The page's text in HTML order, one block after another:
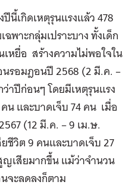
นี้เกิดเหตุรุนแรงแล้ว 478
พาะกลุ่มเปราะบาง ทั้งเด็ก
หยื่อ สร้างความไม่พอใจใน
นรอมฎอนปี 2568(2มี.ค. –
าปีก่อนๆ โดยมีเหตุรุนแรง
น และบาดเจ็บ 74 คน เมื่อ
(12 มี.ค. – 9 เม.ษ.
ชีวิต 9 คนและบาดเจ็บ 27
เสียมากขึ้น แม้ว่าจำนวน
จะลดลงก็ตาม